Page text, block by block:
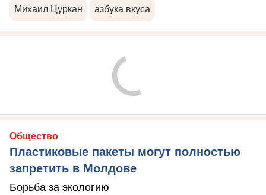
Михаил Цуркан азбука вкуса
Общество
Пластиковые пакеты могут полностью
запретить в Молдове
Борьба за экологию